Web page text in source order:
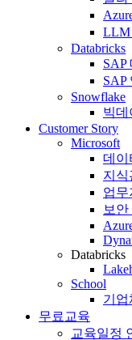
LLM
Databricks
SAP
SAP
Snowflake
빅데
Customer Story
Microsoft
데이
지식
업무
보
Databricks
School
기업
무료교육
교육일정